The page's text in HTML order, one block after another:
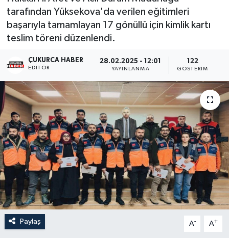
tarafından Yüksekova'da verilen eğitimleri
başarıyla tamamlayan 17 gönüllü için kimlik kartı
teslim töreni düzenlendi.
ÇUKURCA HABER
EDITÖR
28.02.2025 - 12:01
YAYINLANMA
122
GÖSTERIM
Paylaş A- A+
Hakkari
Siyaset
Son Dakika
Teknoloji
Yaşam